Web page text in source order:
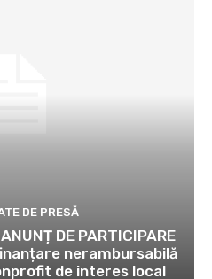
DE PRESĂ
DE PARTICIPARE
nerambursabilă
de interes local